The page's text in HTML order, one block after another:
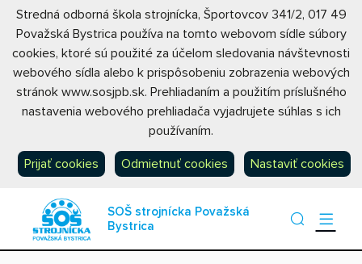
Stredná odborná škola strojnícka, Športovcov 341/2, 017 49
Považská Bystrica používa na tomto webovom sídle súbory
cookies, ktoré sú použité za účelom sledovania návštevnosti
webového sídla alebo k prispôsobeniu zobrazenia webových
stránok www.sosjpb.sk. Prehliadaním a použitím príslušného
nastavenia webového prehliadača vyjadrujete súhlas s ich
používaním.
Prijať cookies Odmietnuť cookies Nastaviť cookies
SOŠ strojnícka Považská
Bystrica